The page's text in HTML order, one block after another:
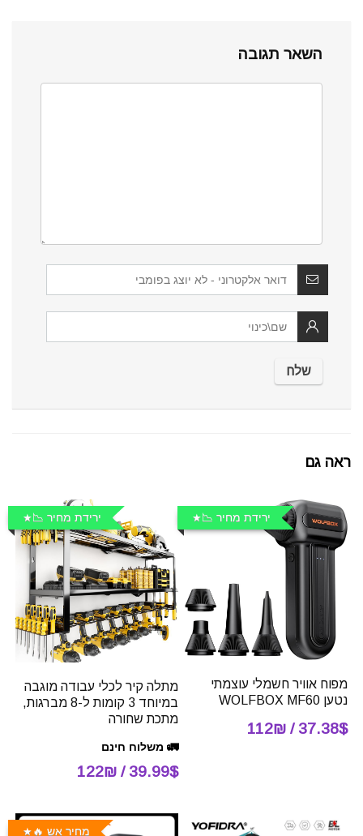
k
השאר תגובה
ראה גם
ירידת מחיר 📉
מפוח אוויר חשמלי עוצמתי
נטען WOLFBOX MF60
37.38$ / 112₪
ירידת מחיר 📉
מתלה קיר לכלי עבודה מוגבה
במיוחד 3 קומות ל-8 מברגות,
מתכת שחורה
🚛 משלוח חינם
39.99$ / 122₪
מחיר אש 🔥